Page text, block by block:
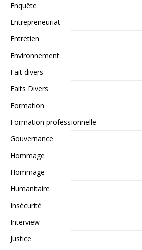
Enquête
Entrepreneuriat
Entretien
Environnement
Fait divers
Faits Divers
Formation
Formation professionnelle
Gouvernance
Hommage
Hommage
Humanitaire
Insécurité
Interview
Justice